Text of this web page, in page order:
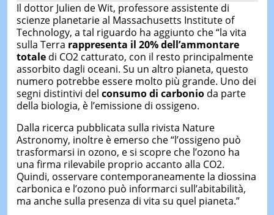
Il dottor Julien de Wit, professore assistente di
scienze planetarie al Massachusetts Institute of
Technology, a tal riguardo ha aggiunto che “la vita
sulla Terra rappresenta il 20% dell’ammontare
totaledi CO2 catturato, con il resto principalmente
assorbito dagli oceani. Su un altro pianeta, questo
numero potrebbe essere molto più grande. Uno dei
segni distintivi del consumo di carbonioda parte
della biologia, è l’emissione di ossigeno.
Dalla ricerca pubblicata sulla rivista Nature
Astronomy, inoltre è emerso che “l’ossigeno può
trasformarsi in ozono, e si scopre che l’ozono ha
una firma rilevabile proprio accanto alla CO2.
Quindi, osservare contemporaneamente la diossina
carbonica e l’ozono può informarci sull’abitabilità,
ma anche sulla presenza di vita su quel pianeta.”